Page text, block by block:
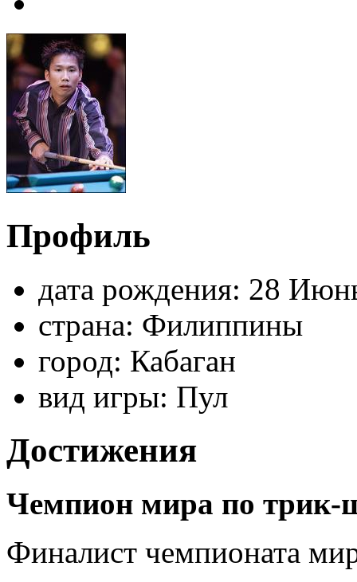
Профиль
дата рождения: 28
страна: Филиппины
город: Кабаган
вид игры: Пул
Достижения
Чемпион мира по трик-
Финалист чемпионата